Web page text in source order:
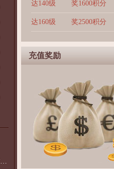
玩家攻略 | 吴国240至260非5小紫过策免
达140级 奖1600积分
达160级 奖2500积分
充值奖励